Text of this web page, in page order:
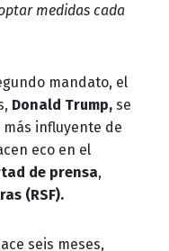
medidas cada
mandato, el
Donald Trump, se
influyente de
eco en el
de prensa,
(RSF).
seis meses,